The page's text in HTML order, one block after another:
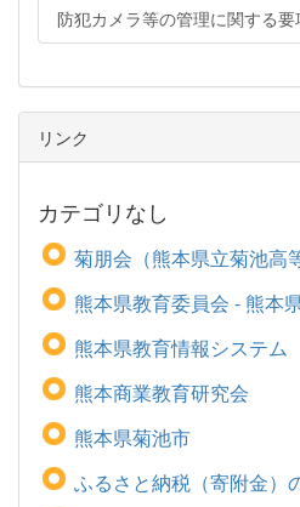
防犯カメラ等の管理に関する要
リンク
カテゴリなし
菊朋会（熊本県立菊池高
熊本県教育委員会 - 熊本
熊本県教育情報システム
熊本商業教育研究会
熊本県菊池市
ふるさと納税（寄附金）